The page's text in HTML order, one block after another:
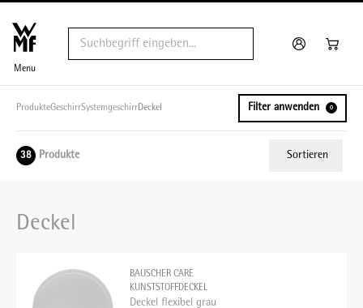
Menu
ProdukteGeschirrSystemgeschirrDeckel Filter anwenden 0
38 Produkte Sortieren
Deckel
BAUSCHER CARE
KUNSTSTOFFDECKEL
Deckel flexibel grau